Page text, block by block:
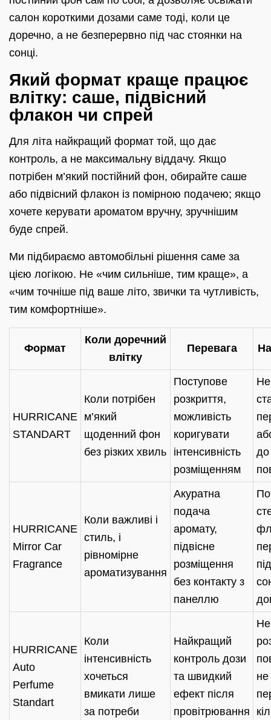
салон короткими дозами саме тоді, коли це
доречно, а не безперервно під час стоянки на
сонці.
Який формат краще працює
влітку: саше, підвісний
флакон чи спрей
Для літа найкращий формат той, що дає
контроль, а не максимальну віддачу. Якщо
потрібен м’який постійний фон, обирайте саше
або підвісний флакон із помірною подачею; якщо
хочете керувати ароматом вручну, зручнішим
буде спрей.
Ми підбираємо автомобільні рішення саме за
цією логікою. Не «чим сильніше, тим краще», а
«чим точніше під ваше літо, звички та чутливість,
тим комфортніше».
Формат
Коли доречний
влітку
Перевага
HURRICANE
STANDART
Коли потрібен
м’який
щоденний фон
без різких хвиль
Поступове
розкриття,
можливість
коригувати
інтенсивність
розміщенням
до
HURRICANE
Mirror Car
Fragrance
Коли важливі і
стиль, і
рівномірне
ароматизування
Акуратна
подача
аромату,
підвісне
розміщення
без контакту з
панеллю
HURRICANE
Auto
Perfume
Standart
Коли
інтенсивність
хочеться
вмикати лише
за потреби
Найкращий
контроль дози
та швидкий
ефект після
провітрювання
Не
не